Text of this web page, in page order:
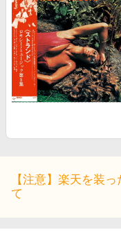
【注意】楽天を装
て